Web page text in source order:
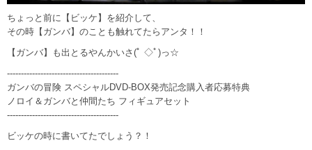
ちょっと前に【ビッケ】を紹介して、
その時【ガンバ】のことも触れてたらアンタ！！
【ガンバ】も出とるやんかいさ(ﾟ ◇ﾟ)っ☆
----------------------------------------
ガンバの冒険 スペシャルDVD-BOX発売記念購入者応募特典
ノロイ＆ガンバと仲間たち フィギュアセット
----------------------------------------
ビッケの時に書いてたでしょう？！